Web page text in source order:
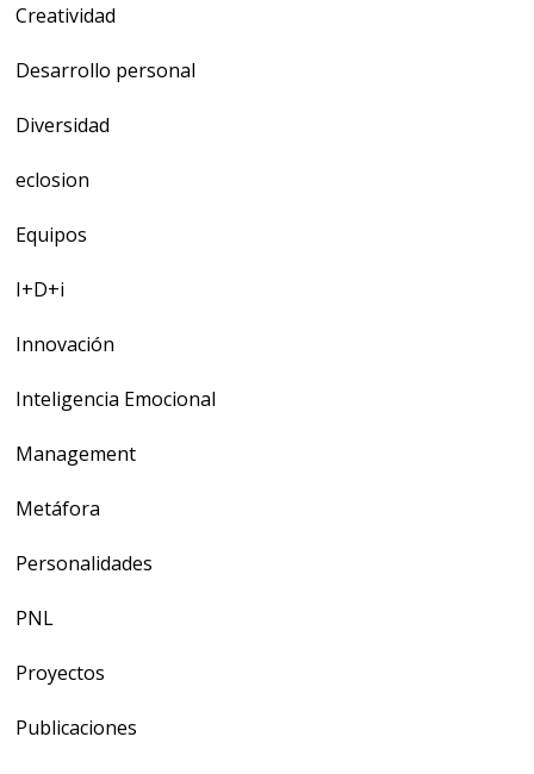
Creatividad
Desarrollo personal
Diversidad
eclosion
Equipos
I+D+i
Innovación
Inteligencia Emocional
Management
Metáfora
Personalidades
PNL
Proyectos
Publicaciones